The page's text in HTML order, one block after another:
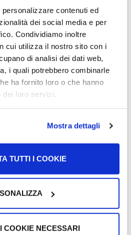
contenuti ed
dei social media e per
Condividiamo inoltre
cui utilizza il nostro sito con i
di analisi dei dati web,
i quali potrebbero combinarle
ha fornito loro o che hanno
dei loro servizi.
Mostra dettagli
TUTTI I COOKIE
COOKIE NECESSARI
la première étape de l'éducation
de 6 à 11 ans. En Italie,…
IeFP